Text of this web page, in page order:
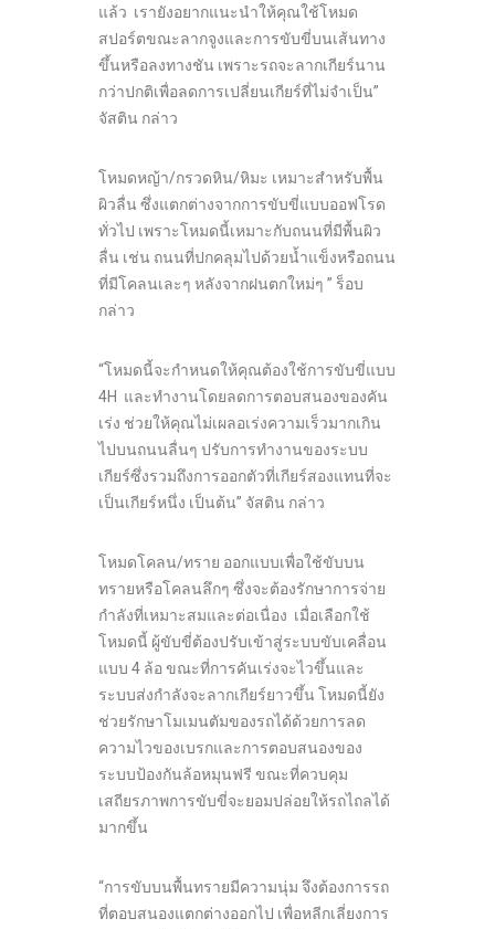
แล้ว เรายังอยากแนะนำให้คุณใช้โหมด
สปอร์ตขณะลากจูงและการขับขี่บนเส้นทาง
ขึ้นหรือลงทางชัน เพราะรถจะลากเกียร์นาน
กว่าปกติเพื่อลดการเปลี่ยนเกียร์ที่ไม่จำเป็น”
จัสติน กล่าว
โหมดหญ้า/กรวดหิน/หิมะ เหมาะสำหรับพื้น
ผิวลื่น ซึ่งแตกต่างจากการขับขี่แบบออฟโรด
ทั่วไป เพราะโหมดนี้เหมาะกับถนนที่มีพื้นผิว
ลื่น เช่น ถนนที่ปกคลุมไปด้วยน้ำแข็งหรือถนน
ที่มีโคลนเละๆ หลังจากฝนตกใหม่ๆ ” ร็อบ
กล่าว
“โหมดนี้จะกำหนดให้คุณต้องใช้การขับขี่แบบ
4H และทำงานโดยลดการตอบสนองของคัน
เร่ง ช่วยให้คุณไม่เผลอเร่งความเร็วมากเกิน
ไปบนถนนลื่นๆ ปรับการทำงานของระบบ
เกียร์ซึ่งรวมถึงการออกตัวที่เกียร์สองแทนที่จะ
เป็นเกียร์หนึ่ง เป็นต้น” จัสติน กล่าว
โหมดโคลน/ทราย ออกแบบเพื่อใช้ขับบน
ทรายหรือโคลนลึกๆ ซึ่งจะต้องรักษาการจ่าย
กำลังที่เหมาะสมและต่อเนื่อง เมื่อเลือกใช้
โหมดนี้ ผู้ขับขี่ต้องปรับเข้าสู่ระบบขับเคลื่อน
แบบ 4 ล้อ ขณะที่การคันเร่งจะไวขึ้นและ
ระบบส่งกำลังจะลากเกียร์ยาวขึ้น โหมดนี้ยัง
ช่วยรักษาโมเมนตัมของรถได้ด้วยการลด
ความไวของเบรกและการตอบสนองของ
ระบบป้องกันล้อหมุนฟรี ขณะที่ควบคุม
เสถียรภาพการขับขี่จะยอมปล่อยให้รถไถลได้
มากขึ้น
“การขับบนพื้นทรายมีความนุ่ม จึงต้องการรถ
ที่ตอบสนองแตกต่างออกไป เพื่อหลีกเลี่ยงการ